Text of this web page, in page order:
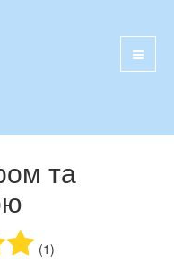
та
(1)